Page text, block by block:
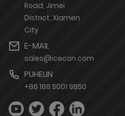
Road, Jimei
District, Xiamen
City
E-MAIL
sales@icecon.com
PUHELIN
+86 188 5001 9850